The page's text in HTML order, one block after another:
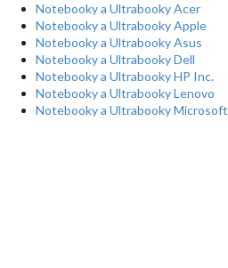
Notebooky a Ultrabooky Acer
Notebooky a Ultrabooky Apple
Notebooky a Ultrabooky Asus
Notebooky a Ultrabooky Dell
Notebooky a Ultrabooky HP Inc.
Notebooky a Ultrabooky Lenovo
Notebooky a Ultrabooky Microsoft